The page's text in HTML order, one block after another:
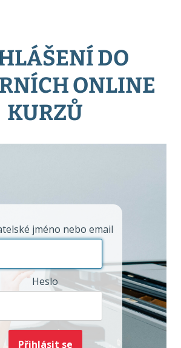
DO
ONLINE
KURZŮ
jméno nebo email
Heslo